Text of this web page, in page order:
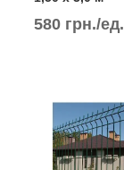
580 грн./ед.